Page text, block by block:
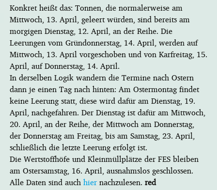
Konkret heißt das: Tonnen, die normalerweise am
Mittwoch, 13. April, geleert würden, sind bereits am
morgigen Dienstag, 12. April, an der Reihe. Die
Leerungen vom Gründonnerstag, 14. April, werden auf
Mittwoch, 13. April vorgeschoben und von Karfreitag, 15.
April, auf Donnerstag, 14. April.
In derselben Logik wandern die Termine nach Ostern
dann je einen Tag nach hinten: Am Ostermontag findet
keine Leerung statt, diese wird dafür am Dienstag, 19.
April, nachgefahren. Der Dienstag ist dafür am Mittwoch,
20. April, an der Reihe, der Mittwoch am Donnerstag,
der Donnerstag am Freitag, bis am Samstag, 23. April,
schließlich die letzte Leerung erfolgt ist.
Die Wertstoffhöfe und Kleinmüllplätze der FES bleiben
am Ostersamstag, 16. April, ausnahmslos geschlossen.
Alle Daten sind auchhiernachzulesen. red